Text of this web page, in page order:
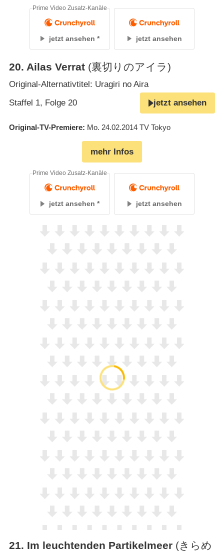
jetzt ansehen
Prime Video Zusatz-Kanäle
jetzt ansehen
20. Ailas Verrat (裏切りのアイラ)
Original-Alternativtitel: Uragiri no Aira
Staffel 1, Folge 20
jetzt ansehen
Original-TV-Premiere Mo. 24.02.2014 TV Tokyo
mehr Infos
jetzt ansehen
Prime Video Zusatz-Kanäle
jetzt ansehen
21. Im leuchtenden Partikelmeer (きらめ